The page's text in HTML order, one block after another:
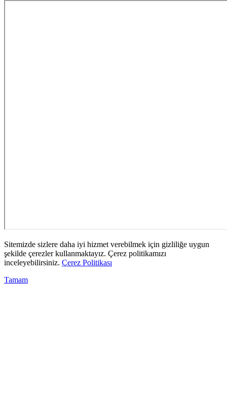
Sitemizde sizlere daha iyi hizmet verebilmek için gizliliğe uygun
şekilde çerezler kullanmaktayız. Çerez politikamızı
inceleyebilirsiniz. Çerez Politikası
Tamam